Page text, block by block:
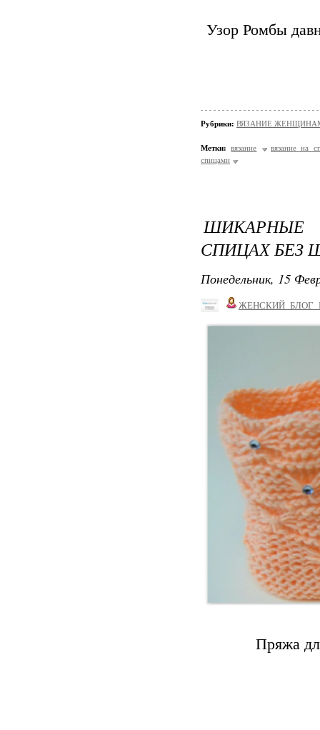
Узор Ромбы
Рубрики: ВЯЗАНИЕ ЖЕНЩИНАМ/
Метки: вязание
вязание на
спицами
ШИКАРНЫЕ
СПИЦАХ БЕЗ
Понедельник, 15
Пряжа